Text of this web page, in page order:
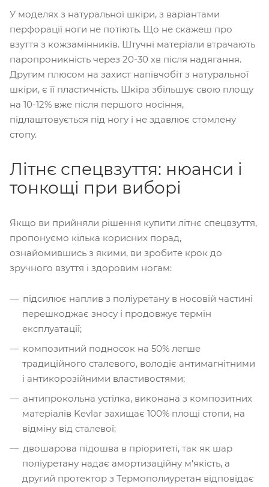
У моделях з натуральної шкіри, з варіантами
перфорації ноги не потіють. Що не скажеш про
взуття з кожзамінників. Штучні матеріали втрачають
паропроникність через 20-30 хв після надягання.
Другим плюсом на захист напівчобіт з натуральної
шкіри, є її пластичність. Шкіра збільшує свою площу
на 10-12% вже після першого носіння,
підлаштовується під ногу і не здавлює стомлену
стопу.
Літнє спецвзуття: нюанси і
тонкощі при виборі
Якщо ви прийняли рішення купити літнє спецвзуття,
пропонуємо кілька корисних порад,
ознайомившись з якими, ви зробите крок до
зручного взуття і здоровим ногам:
підсилює наплив з поліуретану в носовій частині
перешкоджає зносу і продовжує термін
експлуатації;
композитний подносок на 50% легше
традиційного сталевого, володіє антимагнітними
і антикорозійними властивостями;
антипрокольна устілка, виконана з композитних
матеріалів Kevlar захищає 100% площі стопи, на
відміну від сталевої;
двошарова підошва в пріоритеті, так як шар
поліуретану надає амортизаційну м'якість, а
другий протектор з Термополиуретан відповідає